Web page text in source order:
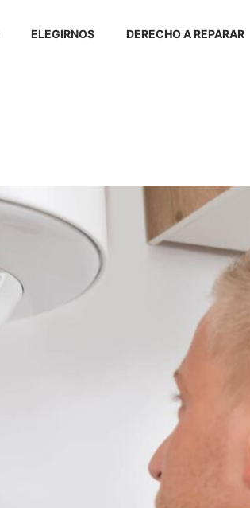
ELEGIRNOS DERECHO A REPARAR